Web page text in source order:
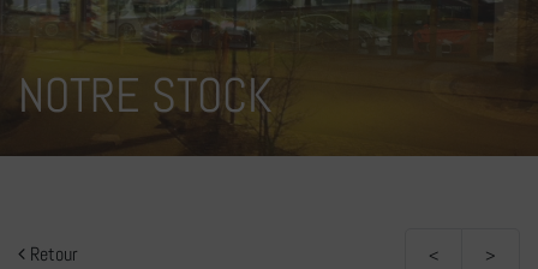
NOTRE STOCK
Retour < >